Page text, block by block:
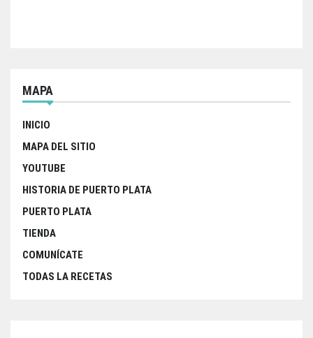
MAPA
INICIO
MAPA DEL SITIO
YOUTUBE
HISTORIA DE PUERTO PLATA
PUERTO PLATA
TIENDA
COMUNÍCATE
TODAS LA RECETAS